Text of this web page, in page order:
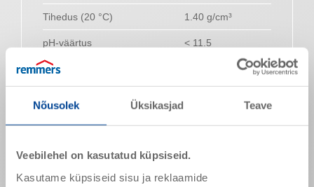
Nõusolek Üksikasjad Teave
Veebilehel on kasutatud küpsiseid.
Kasutame küpsiseid sisu ja reklaamide
Tihedus (20 °C) 1.40 g/cm³
pH-väärtus < 11.5
Pigment
UV-stable mineral
Viskoossus
Läikeaste
Matt
Very good